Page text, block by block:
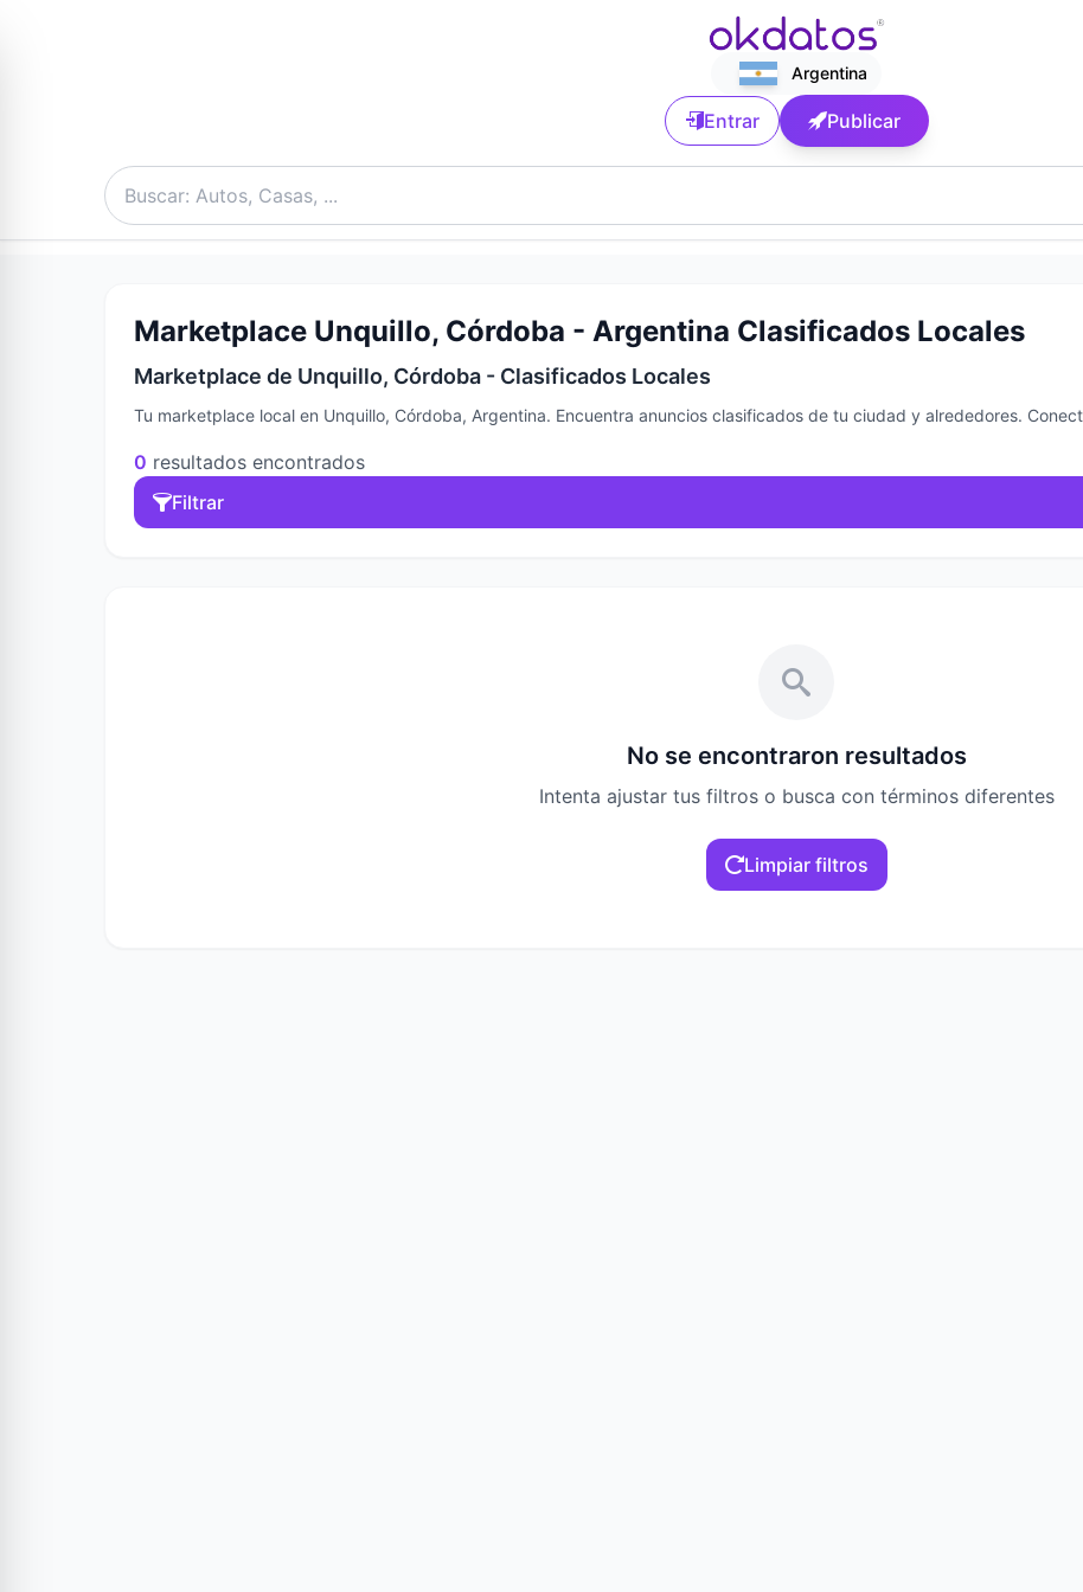
Argentina
Entrar Publicar
Marketplace Unquillo, Córdoba - Argentina Clasificados Locales
Marketplace de Unquillo, Córdoba - Clasificados Locales
Tu marketplace local en Unquillo, Córdoba, Argentina. Encuentra anuncios clasificados de tu ciudad y alrededores.
0 resultados encontrados
Filtrar
No se encontraron resultados
Intenta ajustar tus filtros o busca con términos diferentes
Limpiar filtros